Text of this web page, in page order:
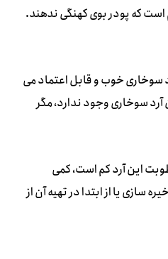
است که پودر بوی کهنگی ندهند.
سوخاری خوب و قابل اعتماد می
آرد سوخاری وجود ندارد، مگر
این آرد کم است، کمی
یا از ابتدا در تهیه آن از